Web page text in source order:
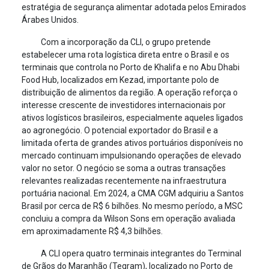
estratégia de segurança alimentar adotada pelos Emirados
Árabes Unidos.
Com a incorporação da CLI, o grupo pretende
estabelecer uma rota logística direta entre o Brasil e os
terminais que controla no Porto de Khalifa e no Abu Dhabi
Food Hub, localizados em Kezad, importante polo de
distribuição de alimentos da região. A operação reforça o
interesse crescente de investidores internacionais por
ativos logísticos brasileiros, especialmente aqueles ligados
ao agronegócio. O potencial exportador do Brasil e a
limitada oferta de grandes ativos portuários disponíveis no
mercado continuam impulsionando operações de elevado
valor no setor. O negócio se soma a outras transações
relevantes realizadas recentemente na infraestrutura
portuária nacional. Em 2024, a CMA CGM adquiriu a Santos
Brasil por cerca de R$ 6 bilhões. No mesmo período, a MSC
concluiu a compra da Wilson Sons em operação avaliada
em aproximadamente R$ 4,3 bilhões.
A CLI opera quatro terminais integrantes do Terminal
de Grãos do Maranhão (Tegram), localizado no Porto de